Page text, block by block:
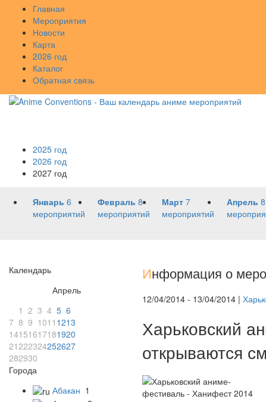
Главная
Мероприятия
Новости
Карта
2026 год
Каталог
Обратная связь
2025 год
2026 год
2027 год
Январь 6
мероприятий
Февраль 8
мероприятий
Март 7
мероприятий
Апрель 8
Календарь
Апрель
1 2 3 4 5 6
7 8 9 1011 1213
14151617181920
21222324252627
282930
Города
Абакан 1
Информация о
12/04/2014 - 13/04/2014 |
Харьковский
открываются